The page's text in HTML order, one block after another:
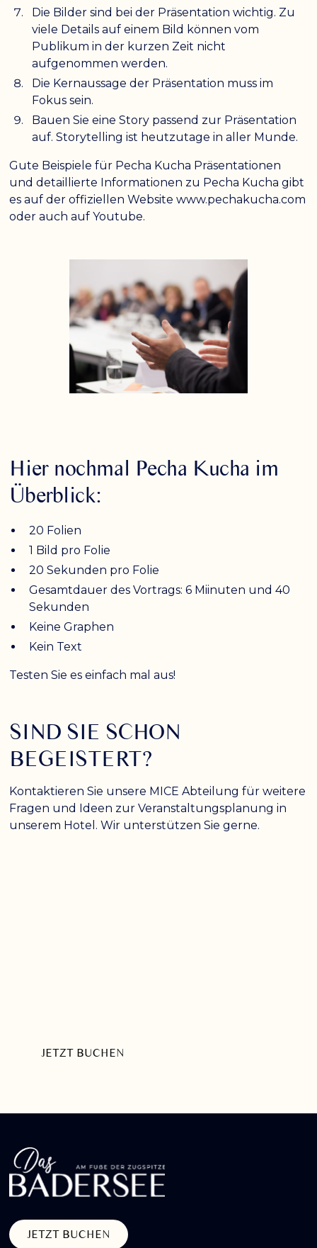
Die Bilder sind bei der Präsentation wichtig. Zu
viele Details auf einem Bild können vom
Publikum in der kurzen Zeit nicht
aufgenommen werden.
Die Kernaussage der Präsentation muss im
Fokus sein.
Bauen Sie eine Story passend zur Präsentation
auf. Storytelling ist heutzutage in aller Munde.
Gute Beispiele für Pecha Kucha Präsentationen
und detaillierte Informationen zu Pecha Kucha gibt
es auf der offiziellen Websitewww.pechakucha.com
oder auch auf Youtube.
Hier nochmal Pecha Kucha im
Überblick:
20 Folien
1 Bild pro Folie
20 Sekunden pro Folie
Gesamtdauer des Vortrags: 6 Miinuten und 40
Sekunden
Keine Graphen
Kein Text
Testen Sie es einfach mal aus!
SIND SIE SCHON
BEGEISTERT?
Kontaktieren Sie unsere MICE Abteilung für weitere
Fragen und Ideen zur Veranstaltungsplanung in
unserem Hotel. Wir unterstützen Sie gerne.
JETZT BUCHEN
JETZT BUCHEN